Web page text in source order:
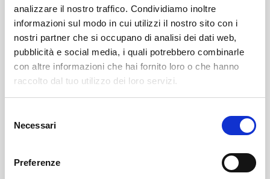
analizzare il nostro traffico. Condividiamo inoltre
informazioni sul modo in cui utilizzi il nostro sito con i
nostri partner che si occupano di analisi dei dati web,
pubblicità e social media, i quali potrebbero combinarle
con altre informazioni che hai fornito loro o che hanno
raccolto dal tuo utilizzo dei loro servizi.
delNecessari
Preferenze
Sondrio Obituaries